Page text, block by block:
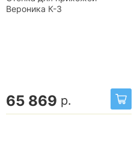
Вероника К-3
65 869 р.